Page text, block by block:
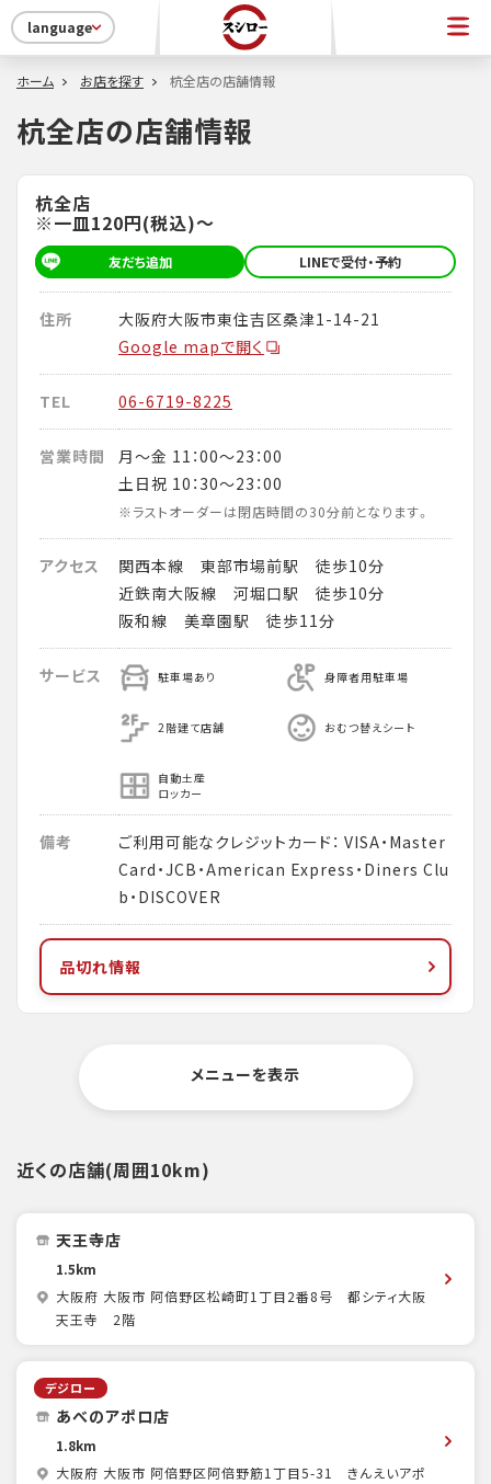
language
ホーム お店を探す 杭全店の店舗情報
杭全店の店舗情報
杭全店
※一皿120円(税込)～
友だち追加 LINEで受付・予約
住所
大阪府大阪市東住吉区桑津1-14-21
Google mapで開く
TEL 06-6719-8225
営業時間
月～金 11：00～23：00
土日祝 10：30～23：00
※ラストオーダーは閉店時間の30分前となります。
アクセス
関西本線 東部市場前駅 徒歩10分
近鉄南大阪線 河堀口駅 徒歩10分
阪和線 美章園駅 徒歩11分
サービス 駐車場あり 身障者用駐車場
2階建て店舗 おむつ替えシート
自動土産
ロッカー
備考
ご利用可能なクレジットカード： VISA・Master
Card・JCB・American Express・Diners Clu
b・DISCOVER
品切れ情報
メニューを表示
近くの店舗(周囲10km)
天王寺店
1.5km
大阪府 大阪市 阿倍野区松崎町1丁目2番8号 都シティ大阪
天王寺 2階
デジロー
あべのアポロ店
1.8km
大阪府 大阪市 阿倍野区阿倍野筋1丁目5-31 きんえいアポ